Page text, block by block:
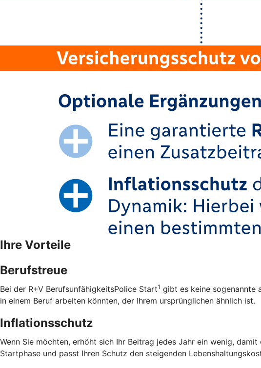
Ihre Vorteile
Berufstreue
Bei der R+V BerufsunfähigkeitsPolice Start1 gibt es keine sogenannte
in einem Beruf arbeiten könnten, der Ihrem ursprünglichen ähnlich ist.
Inflationsschutz
Wenn Sie möchten, erhöht sich Ihr Beitrag jedes Jahr ein wenig,
Startphase und passt Ihren Schutz den steigenden